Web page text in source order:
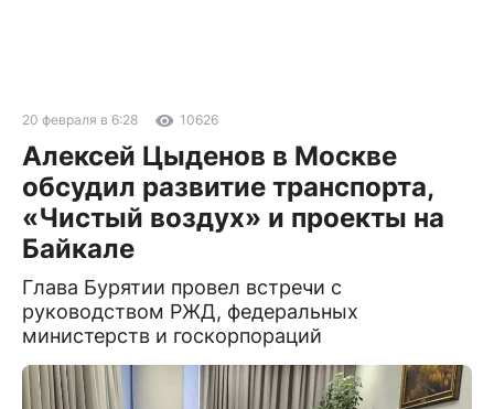
20 февраля в 6:28 10626
Алексей Цыденов в Москве
обсудил развитие транспорта,
«Чистый воздух» и проекты на
Байкале
Глава Бурятии провел встречи с
руководством РЖД, федеральных
министерств и госкорпораций